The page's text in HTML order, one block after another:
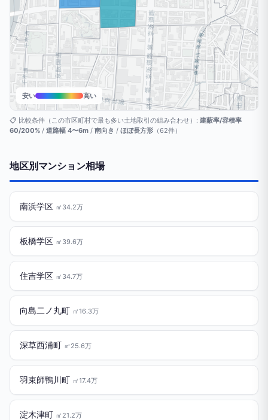
安い 高い
📋 比較条件（この市区町村で最も多い土地取引の組み合わせ）: 建蔽率/容積率
60/200% / 道路幅 4〜6m / 南向き / ほぼ長方形 （62件）
地区別マンション相場
南浜学区 ㎡34.2万
板橋学区 ㎡39.6万
住吉学区 ㎡34.7万
向島二ノ丸町 ㎡16.3万
深草西浦町 ㎡25.6万
羽束師鴨川町 ㎡17.4万
淀木津町 ㎡21.2万